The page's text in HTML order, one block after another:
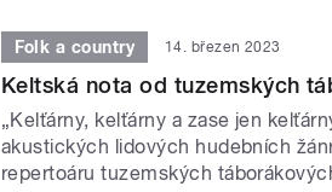
Folk a country 14. březen 2023
Keltská nota od tuzemských
„Kelťárny, kelťárny a zase jen
akustických lidových hudebních
repertoáru tuzemských